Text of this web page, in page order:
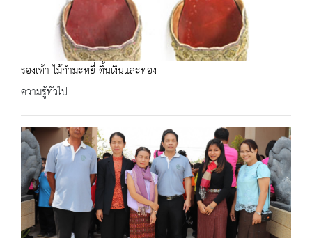
รองเท้า ไม้กำมะหยี่ ดิ้นเงินและทอง
ความรู้ทั่วไป